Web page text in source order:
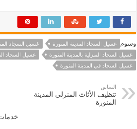
وسوم غسيل السجاد المدينة المنورة
غسيل السجاد
غسيل السجاد المنزلية بالمدينة المنورة
غسيل السجاد
غسيل السجاد في المدينة المنورة
السابق
تنظيف الأثاث المنزلي المدينة
المنورة
خدمات